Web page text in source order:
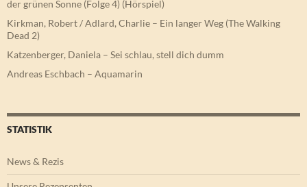
der grünen Sonne (Folge 4) (Hörspiel)
Kirkman, Robert / Adlard, Charlie – Ein langer Weg (The Walking
Dead 2)
Katzenberger, Daniela – Sei schlau, stell dich dumm
Andreas Eschbach – Aquamarin
STATISTIK
News & Rezis